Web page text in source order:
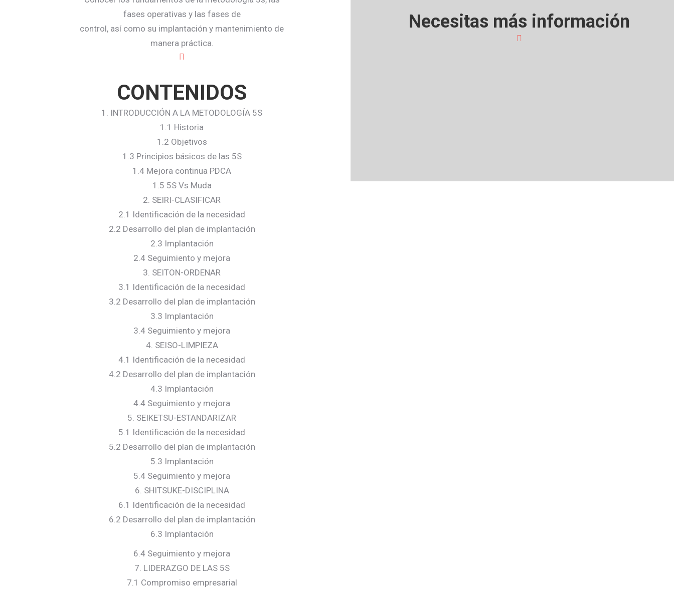
fases operativas y las fases de
control, así como su implantación y mantenimiento de
manera práctica.
CONTENIDOS
1. INTRODUCCIÓN A LA METODOLOGÍA 5S
1.1 Historia
1.2 Objetivos
1.3 Principios básicos de las 5S
1.4 Mejora continua PDCA
1.5 5S Vs Muda
2. SEIRI-CLASIFICAR
2.1 Identificación de la necesidad
2.2 Desarrollo del plan de implantación
2.3 Implantación
2.4 Seguimiento y mejora
3. SEITON-ORDENAR
3.1 Identificación de la necesidad
3.2 Desarrollo del plan de implantación
3.3 Implantación
3.4 Seguimiento y mejora
4. SEISO-LIMPIEZA
4.1 Identificación de la necesidad
4.2 Desarrollo del plan de implantación
4.3 Implantación
4.4 Seguimiento y mejora
5. SEIKETSU-ESTANDARIZAR
5.1 Identificación de la necesidad
5.2 Desarrollo del plan de implantación
5.3 Implantación
5.4 Seguimiento y mejora
6. SHITSUKE-DISCIPLINA
6.1 Identificación de la necesidad
6.2 Desarrollo del plan de implantación
6.3 Implantación
6.4 Seguimiento y mejora
7. LIDERAZGO DE LAS 5S
7.1 Compromiso empresarial
Necesitas más información